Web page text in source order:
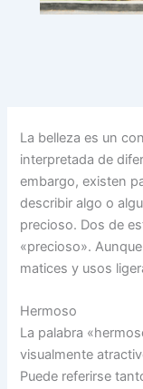
La belleza es un
interpretada de
embargo, existen
describir algo o
precioso. Dos de
«precioso».
matices y usos
Hermoso
La palabra
visualmente
Puede referirse